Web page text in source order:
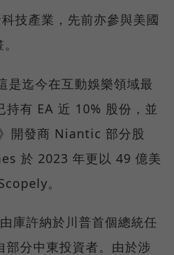
技產業，先前亦參與美國
是迄今在互動娛樂領域最
持有 EA 近 10% 股份，並
開發商 Niantic 部分股
於 2023 年更以 49 億美
。
許納於川普首個總統任
部分中東投資者。由於涉